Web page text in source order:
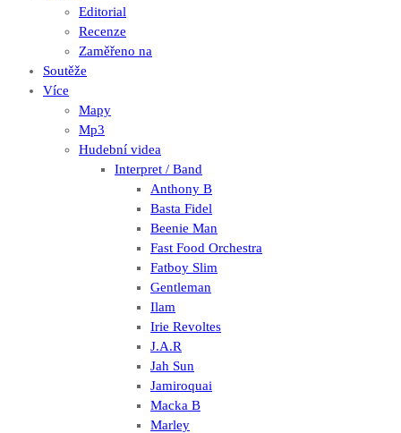
Editorial
Recenze
Zaměřeno na
Soutěže
Více
Mapy
Mp3
Hudební videa
Interpret / Band
Anthony B
Basta Fidel
Beenie Man
Fast Food Orchestra
Fatboy Slim
Gentleman
Ilam
Irie Revoltes
J.A.R
Jah Sun
Jamiroquai
Macka B
Marley